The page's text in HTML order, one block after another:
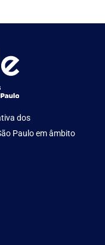
dos
Paulo em âmbito